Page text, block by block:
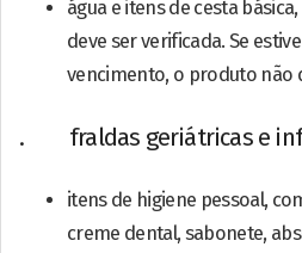
água e itens de cesta
deve ser verificada. Se
vencimento, o produto não
. fraldas geriátricas e
itens de higiene pessoal,
creme dental, sabonete,